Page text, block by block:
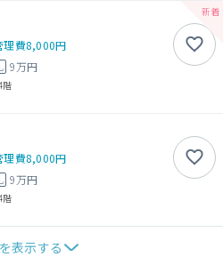
理費8,000円
9万円
階
理費8,000円
9万円
階
表示する